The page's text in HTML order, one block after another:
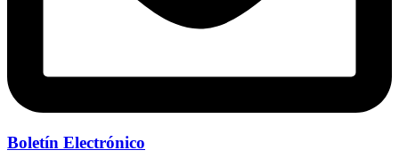
Boletín Electrónico